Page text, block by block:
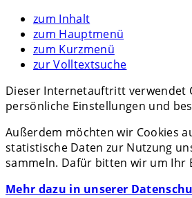
zum Inhalt
zum Hauptmenü
zum Kurzmenü
zur Volltextsuche
Dieser Internetauftritt verwendet
persönliche Einstellungen und
Außerdem möchten wir Cookies
statistische Daten zur Nutzung
sammeln. Dafür bitten wir um Ihr
Mehr dazu in unserer